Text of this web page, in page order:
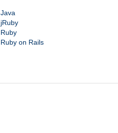
Java
jRuby
Ruby
Ruby on Rails